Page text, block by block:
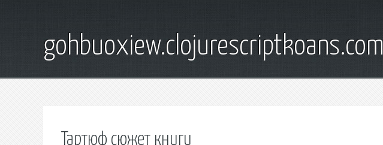
gohbuoxiew.clojurescriptkoans.com
Тартюф сюжет книги